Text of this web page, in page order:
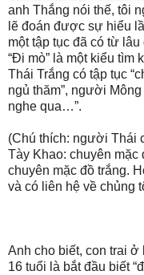
anh Thắng nói thế, tôi
lẽ đoán được sự hiểu
một tập tục đã có từ
“Đi mò” là một kiểu
Thái Trắng có tập tục
ngủ thăm”, người
nghe qua…”.
(Chú thích: người Thái
Tày Khao: chuyên mặc
chuyên mặc đồ trắng.
và có liên hệ về chủng
Anh cho biết, con trai
16 tuổi là bắt đầu biết